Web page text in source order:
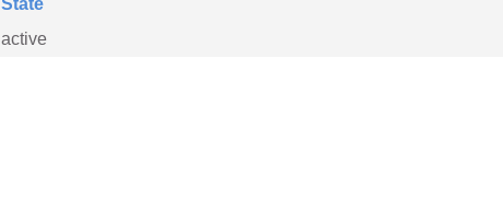
State
active